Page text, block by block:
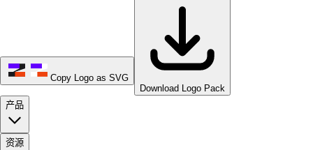
Copy Logo as SVG
Download Logo Pack
产品
资源